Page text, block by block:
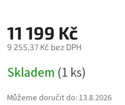
11 199 Kč
9 255,37 Kč bez DPH
cena:
Skladem (1 ks)
Můžeme doručit do: 13.8.2026